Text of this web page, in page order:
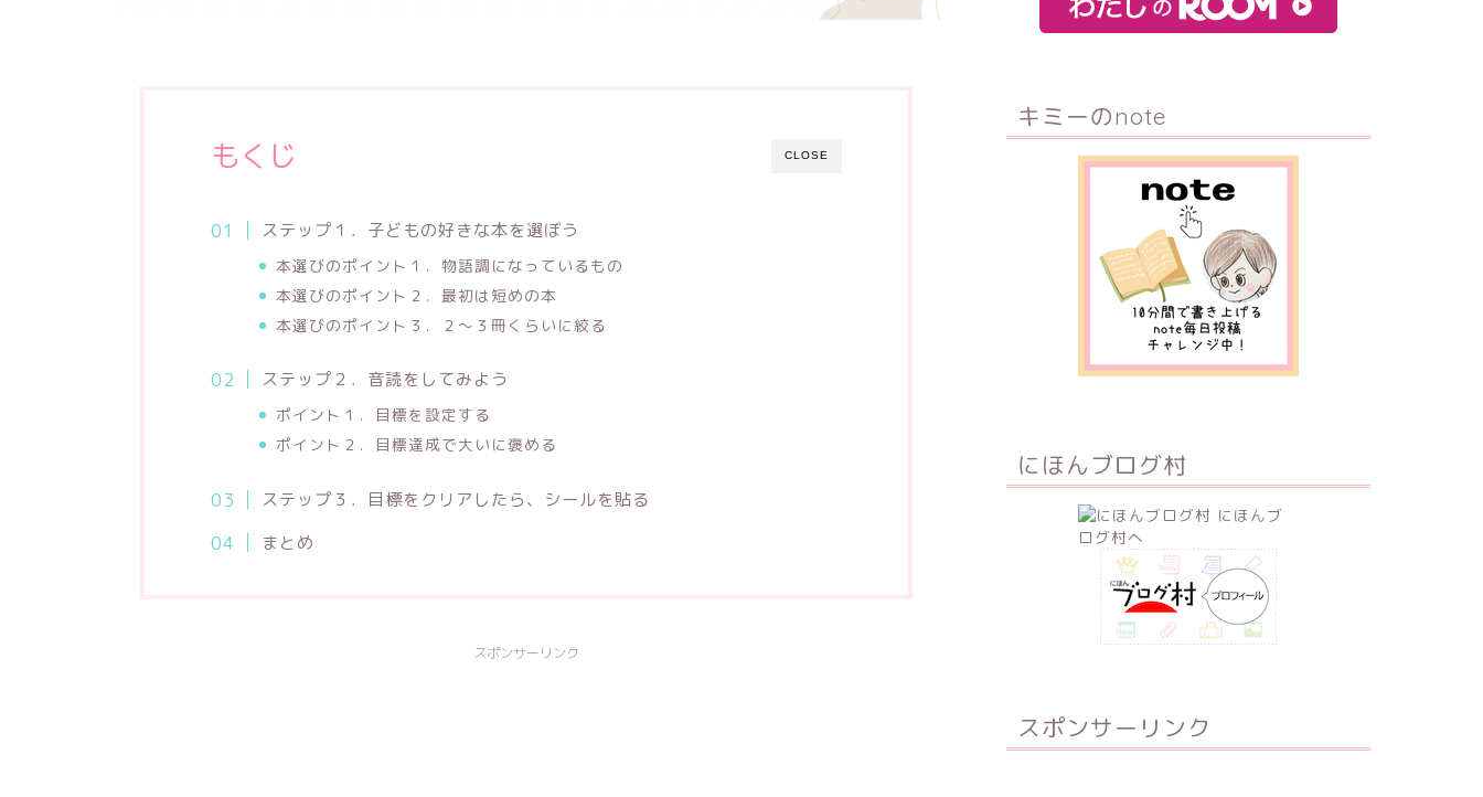
CLOSE
もくじ
ステップ１．子どもの好きな本を選ぼう
本選びのポイント１．物語調になっているもの
本選びのポイント２．最初は短めの本
本選びのポイント３．２～３冊くらいに絞る
ステップ２．音読をしてみよう
ポイント１．目標を設定する
ポイント２．目標達成で大いに褒める
ステップ３．目標をクリアしたら、シールを貼る
まとめ
スポンサーリンク
キミーのnote
にほんブログ村
スポンサーリンク